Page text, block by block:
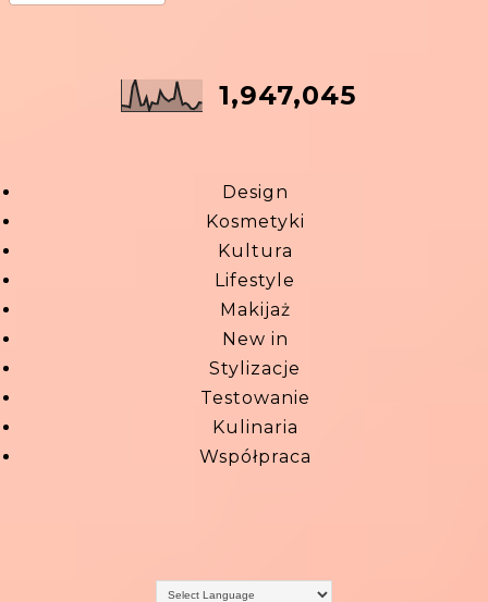
1,947,045
Design
Kosmetyki
Kultura
Lifestyle
Makijaż
New in
Stylizacje
Testowanie
Kulinaria
Współpraca